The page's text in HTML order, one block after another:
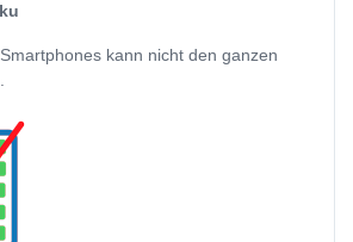
kann nicht den ganzen